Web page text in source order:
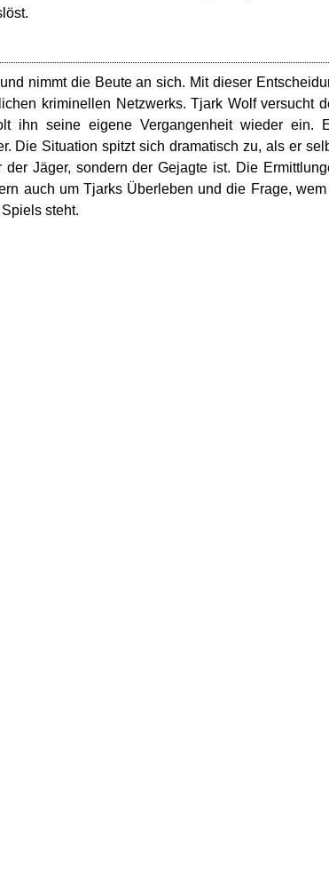
nimmt die Beute an sich. Mit dieser
kriminellen Netzwerks. Tjark Wolf versucht
ihn seine eigene Vergangenheit wieder ein.
Die Situation spitzt sich dramatisch zu, als er
Jäger, sondern der Gejagte ist. Die
auch um Tjarks Überleben und die Frage, wem
steht.